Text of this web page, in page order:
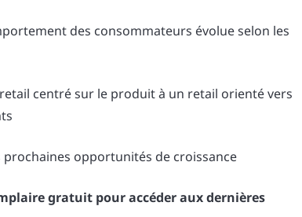
des consommateurs évolue selon les
retail centré sur le produit à un retail orienté vers
prochaines opportunités de croissance
gratuit pour accéder aux dernières